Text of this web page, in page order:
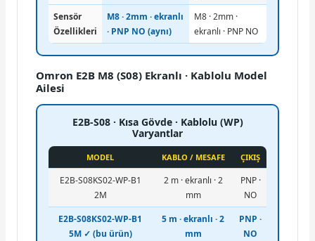
Sensör
Özellikleri
M8 · 2mm · ekranlı
· PNP NO (aynı)
M8 · 2mm ·
ekranlı · PNP NO
Omron E2B M8 (S08) Ekranlı · Kablolu Model
Ailesi
E2B-S08 · Kısa Gövde · Kablolu (WP)
Varyantlar
MODEL KABLO / MESAFE ÇIKIŞ
E2B-S08KS02-WP-B1
2M
2 m · ekranlı · 2
mm
PNP ·
NO
E2B-S08KS02-WP-B1
5M ✓ (bu ürün)
5 m · ekranlı · 2
mm
PNP ·
NO